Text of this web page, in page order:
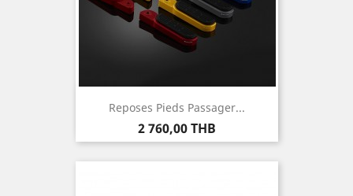
Reposes Pieds Passager...
Prix
2 760,00 THB